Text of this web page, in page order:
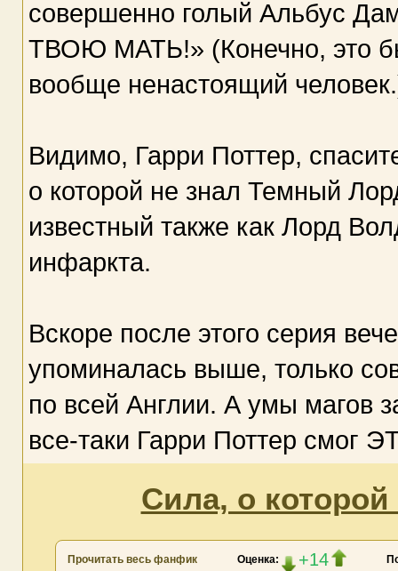
совершенно голый Альбус
ТВОЮ МАТЬ!» (Конечно, это
вообще ненастоящий
Видимо, Гарри Поттер,
о которой не знал Темный
известный также как Лорд
инфаркта.
Вскоре после этого серия
упоминалась выше, только
по всей Англии. А умы магов
все-таки Гарри Поттер смог
Сила, о
Прочитать весь фанфик Оценка: +14